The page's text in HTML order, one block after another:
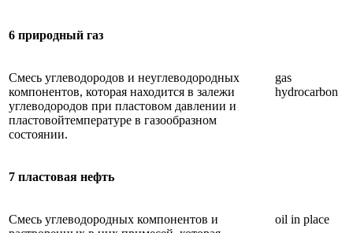
6 природный газ
gas
hydrocarbon
Смесь углеводородов и неуглеводородных
компонентов, которая находится в залежи
углеводородов при пластовом давлении и
пластовойтемпературе в газообразном
состоянии.
7 пластовая нефть
oil in place
Смесь углеводородных компонентов и